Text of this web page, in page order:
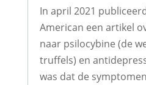
In april 2021
American een artikel
naar psilocybine (de
truffels) en
was dat de